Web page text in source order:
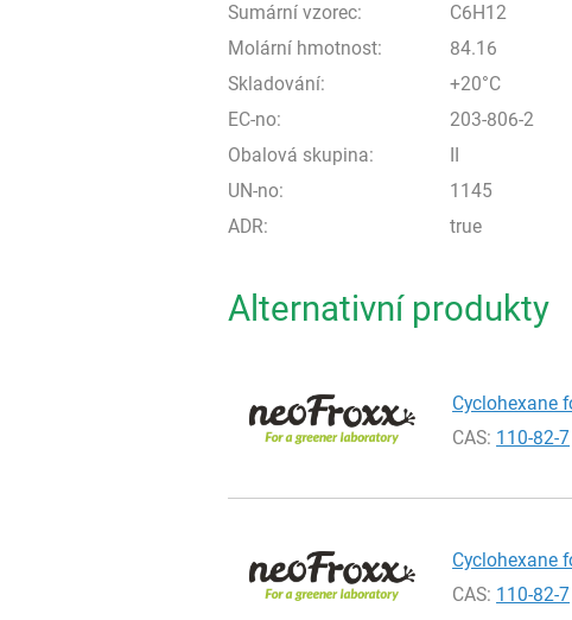
Sumární vzorec:
C6H12
Molární hmotnost:
84.16
Skladování:
+20°C
EC-no:
203-806-2
Obalová skupina:
II
UN-no:
1145
ADR:
true
Alternativní produkty
Cyclohexane
CAS: 110-82-7
Cyclohexane
CAS: 110-82-7